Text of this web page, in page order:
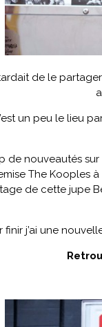
de le
un peu le lieu
de nouveautés
The Kooples
de cette jupe
finir j’ai une